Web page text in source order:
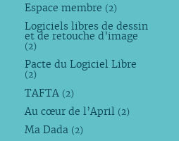
Espace membre (2)
Logiciels libres de dessin
et de retouche d’image
(2)
Pacte du Logiciel Libre
(2)
TAFTA (2)
Au cœur de l’April (2)
Ma Dada (2)